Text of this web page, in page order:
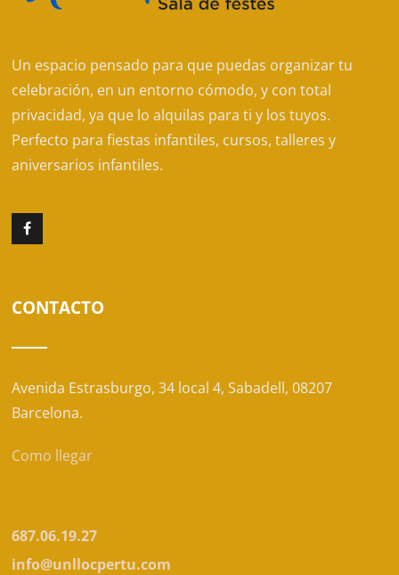
Un espacio pensado para que puedas organizar tu
celebración, en un entorno cómodo, y con total
privacidad, ya que lo alquilas para ti y los tuyos.
Perfecto para fiestas infantiles, cursos, talleres y
aniversarios infantiles.
CONTACTO
Avenida Estrasburgo, 34 local 4, Sabadell, 08207
Barcelona.
Como llegar
687.06.19.27
info@unllocpertu.com